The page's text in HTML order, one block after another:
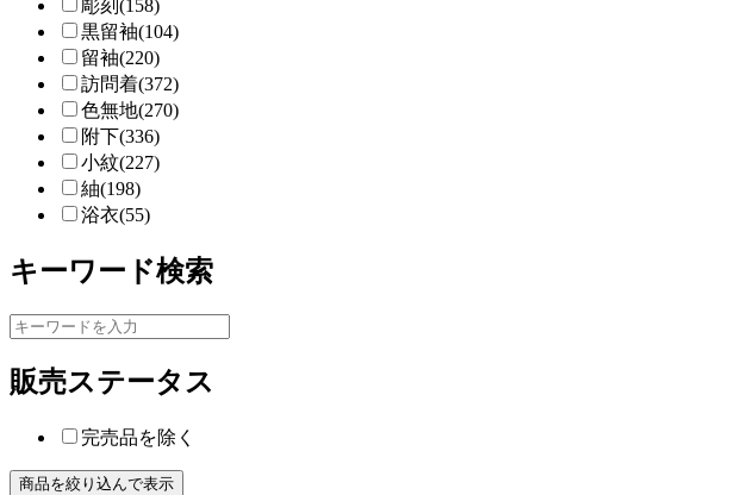
彫刻(158)
黒留袖(104)
留袖(220)
訪問着(372)
色無地(270)
附下(336)
小紋(227)
紬(198)
浴衣(55)
キーワード検索
販売ステータス
完売品を除く